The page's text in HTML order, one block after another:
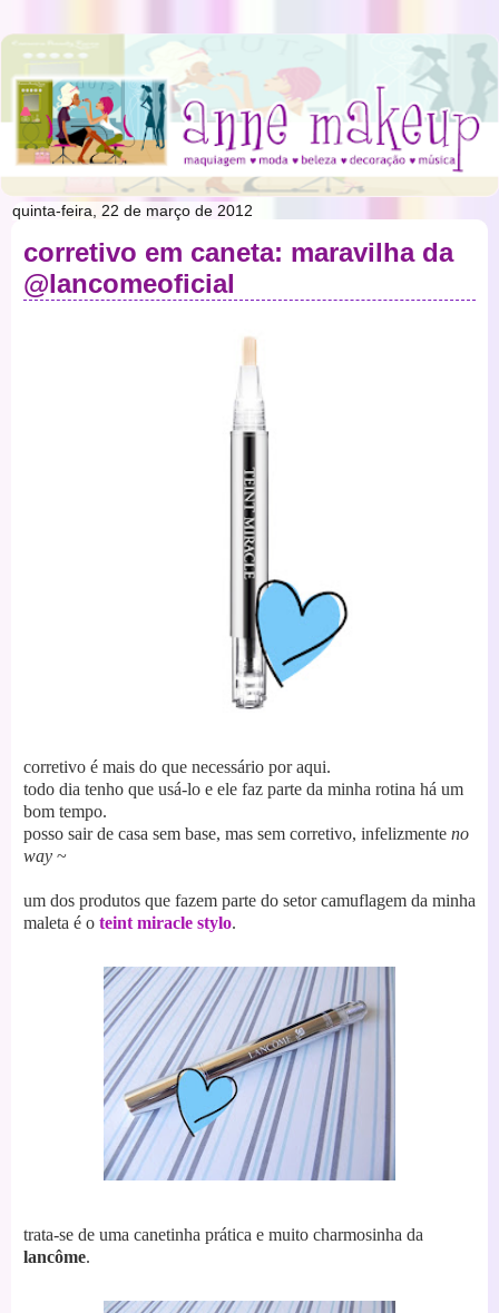
quinta-feira, 22 de março de 2012
corretivo em caneta: maravilha da
@lancomeoficial
corretivo é mais do que necessário por aqui.
todo dia tenho que usá-lo e ele faz parte da minha rotina há um
bom tempo.
posso sair de casa sem base, mas sem corretivo, infelizmente no
way ~
um dos produtos que fazem parte do setor camuflagem da minha
maleta é o teint miracle stylo.
trata-se de uma canetinha prática e muito charmosinha da
lancôme.